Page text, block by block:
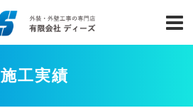
施工実績